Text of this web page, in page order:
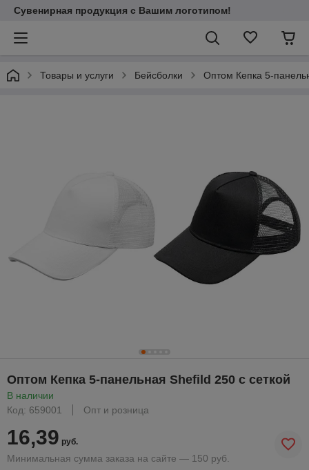
Сувенирная продукция с Вашим логотипом!
Товары и услуги Бейсболки Оптом Кепка 5-
Оптом Кепка 5-панельная Shefild 250 с сеткой
В наличии
Код: 659001
Опт и розница
16,39 руб.
Минимальная сумма заказа на сайте — 150 руб.